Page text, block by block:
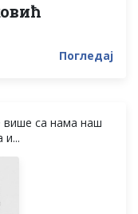
Погледај
више са нама наш
и...